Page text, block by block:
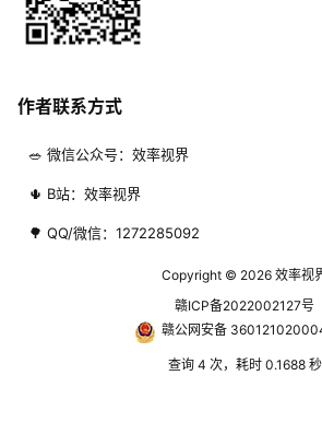
作者联系方式
🥗 微信公众号：效率视界
🌵 B站：效率视界
🌳 QQ/微信：1272285092
Copyright © 2026 效率视
赣ICP备2022002127号
赣公网安备
查询 4 次，耗时 0.1688 秒